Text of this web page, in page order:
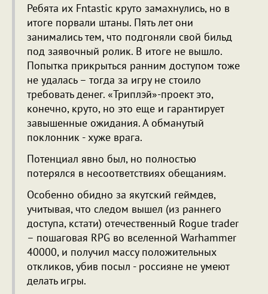
Ребята их Fntastic круто замахнулись, но в
итоге порвали штаны. Пять лет они
занимались тем, что подгоняли свой бильд
под заявочный ролик. В итоге не вышло.
Попытка прикрыться ранним доступом тоже
не удалась – тогда за игру не стоило
требовать денег. «Триплэй»-проект это,
конечно, круто, но это еще и гарантирует
завышенные ожидания. А обманутый
поклонник - хуже врага.
Потенциал явно был, но полностью
потерялся в несоответствиях обещаниям.
Особенно обидно за якутский геймдев,
учитывая, что следом вышел (из раннего
доступа, кстати) отечественный Rogue trader
– пошаговая RPG во вселенной Warhammer
40000, и получил массу положительных
откликов, убив посыл - россияне не умеют
делать игры.